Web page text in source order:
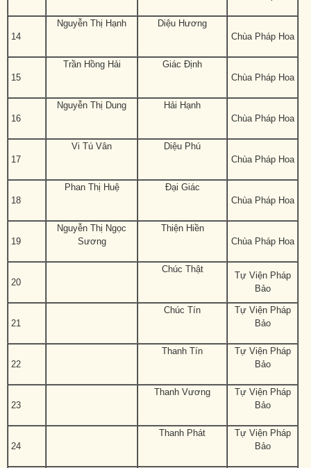
14
Nguyễn Thị Hạnh
Diệu Hương
Chùa Pháp Hoa
15
Trần Hồng Hải
Giác Định
Chùa Pháp Hoa
16
Nguyễn Thị Dung
Hải Hạnh
Chùa Pháp Hoa
17
Vi Tú Vân
Diệu Phú
Chùa Pháp Hoa
18
Phan Thị Huệ
Đại Giác
Chùa Pháp Hoa
19
Nguyễn Thị Ngọc
Sương
Thiện Hiền
Chùa Pháp Hoa
20
Chúc Thật
Tự Viện Pháp
Bảo
21
Chúc Tín
Tự Viện Pháp
Bảo
22
Thanh Tín
Tự Viện Pháp
Bảo
23
Thanh Vương
Tự Viện Pháp
Bảo
24
Thanh Phát
Tự Viện Pháp
Bảo